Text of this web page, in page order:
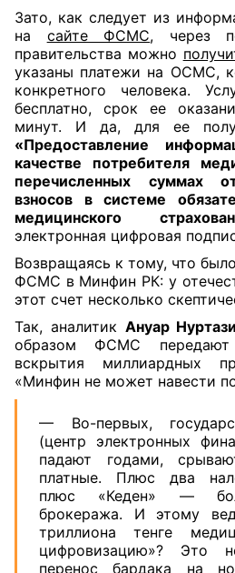
Зато, как следует из
на сайте ФСМС, через
правительства можно
указаны платежи на ОСМС,
конкретного человека.
бесплатно, срок ее
минут. И да, для ее
«Предоставление
качестве потребителя
перечисленных суммах
взносов в системе
медицинского
электронная цифровая
Возвращаясь к тому, что
ФСМС в Минфин РК: у
этот счет несколько
Так, аналитик Ануар
образом ФСМС
вскрытия миллиардных
«Минфин не может навести
— Во-первых,
(центр электронных
падают годами,
платные. Плюс два
плюс «Кеден» —
брокеража. И этому
триллиона тенге
цифровизацию»? Это
перенос бардака на